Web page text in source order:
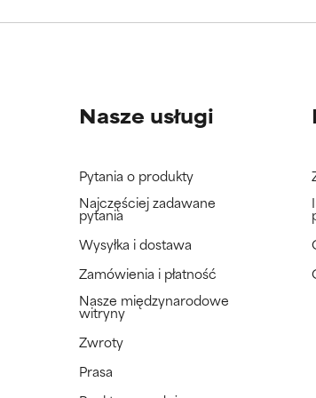
okazji przeanalizować badań na
okazji przeanalizować badań na
Nasze usługi
Pytania o produkty
Najczęściej zadawane
pytania
Wysyłka i dostawa
Zamówienia i płatność
Nasze międzynarodowe
witryny
Zwroty
Prasa